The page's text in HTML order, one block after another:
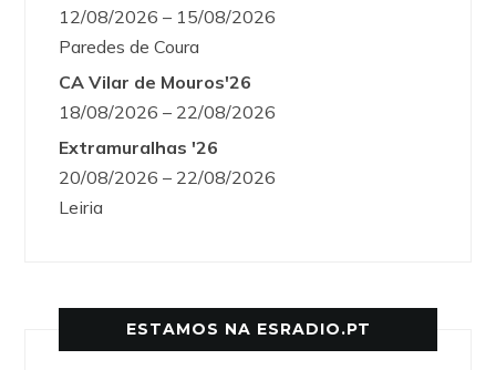
12/08/2026 – 15/08/2026
Paredes de Coura
CA Vilar de Mouros'26
18/08/2026 – 22/08/2026
Extramuralhas '26
20/08/2026 – 22/08/2026
Leiria
ESTAMOS NA ESRADIO.PT